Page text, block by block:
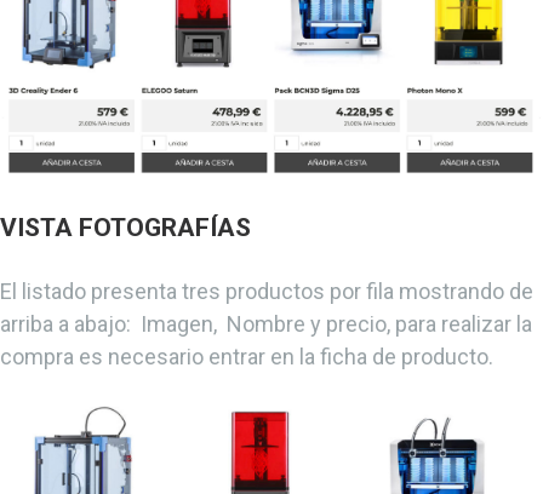
VISTA FOTOGRAFÍAS
El listado presenta tres productos por fila mostrando de
arriba a abajo: Imagen, Nombre y precio, para realizar la
compra es necesario entrar en la ficha de producto.